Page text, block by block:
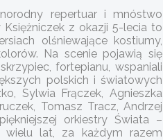
repertuar i mnóstwo
z okazji 5-lecia to
olśniewające kostiumy,
Na scenie pojawią się
fortepianu, wspaniali
polskich i światowych
Sylwia Frączek, Agnieszka
Tomasz Tracz, Andrzej
orkiestry Świata –
wielu lat, za każdym razem